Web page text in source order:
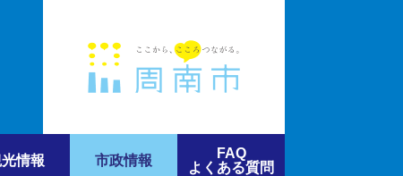
情報 市政情報
FAQ
よくある質問